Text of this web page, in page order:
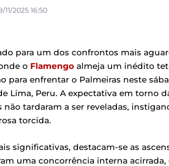
2025 16:50
para um dos confrontos mais
o Flamengo almeja um inédito
para enfrentar o Palmeiras neste
Lima, Peru. A expectativa em torno
não tardaram a ser reveladas,
torcida.
significativas, destacam-se as
uma concorrência interna